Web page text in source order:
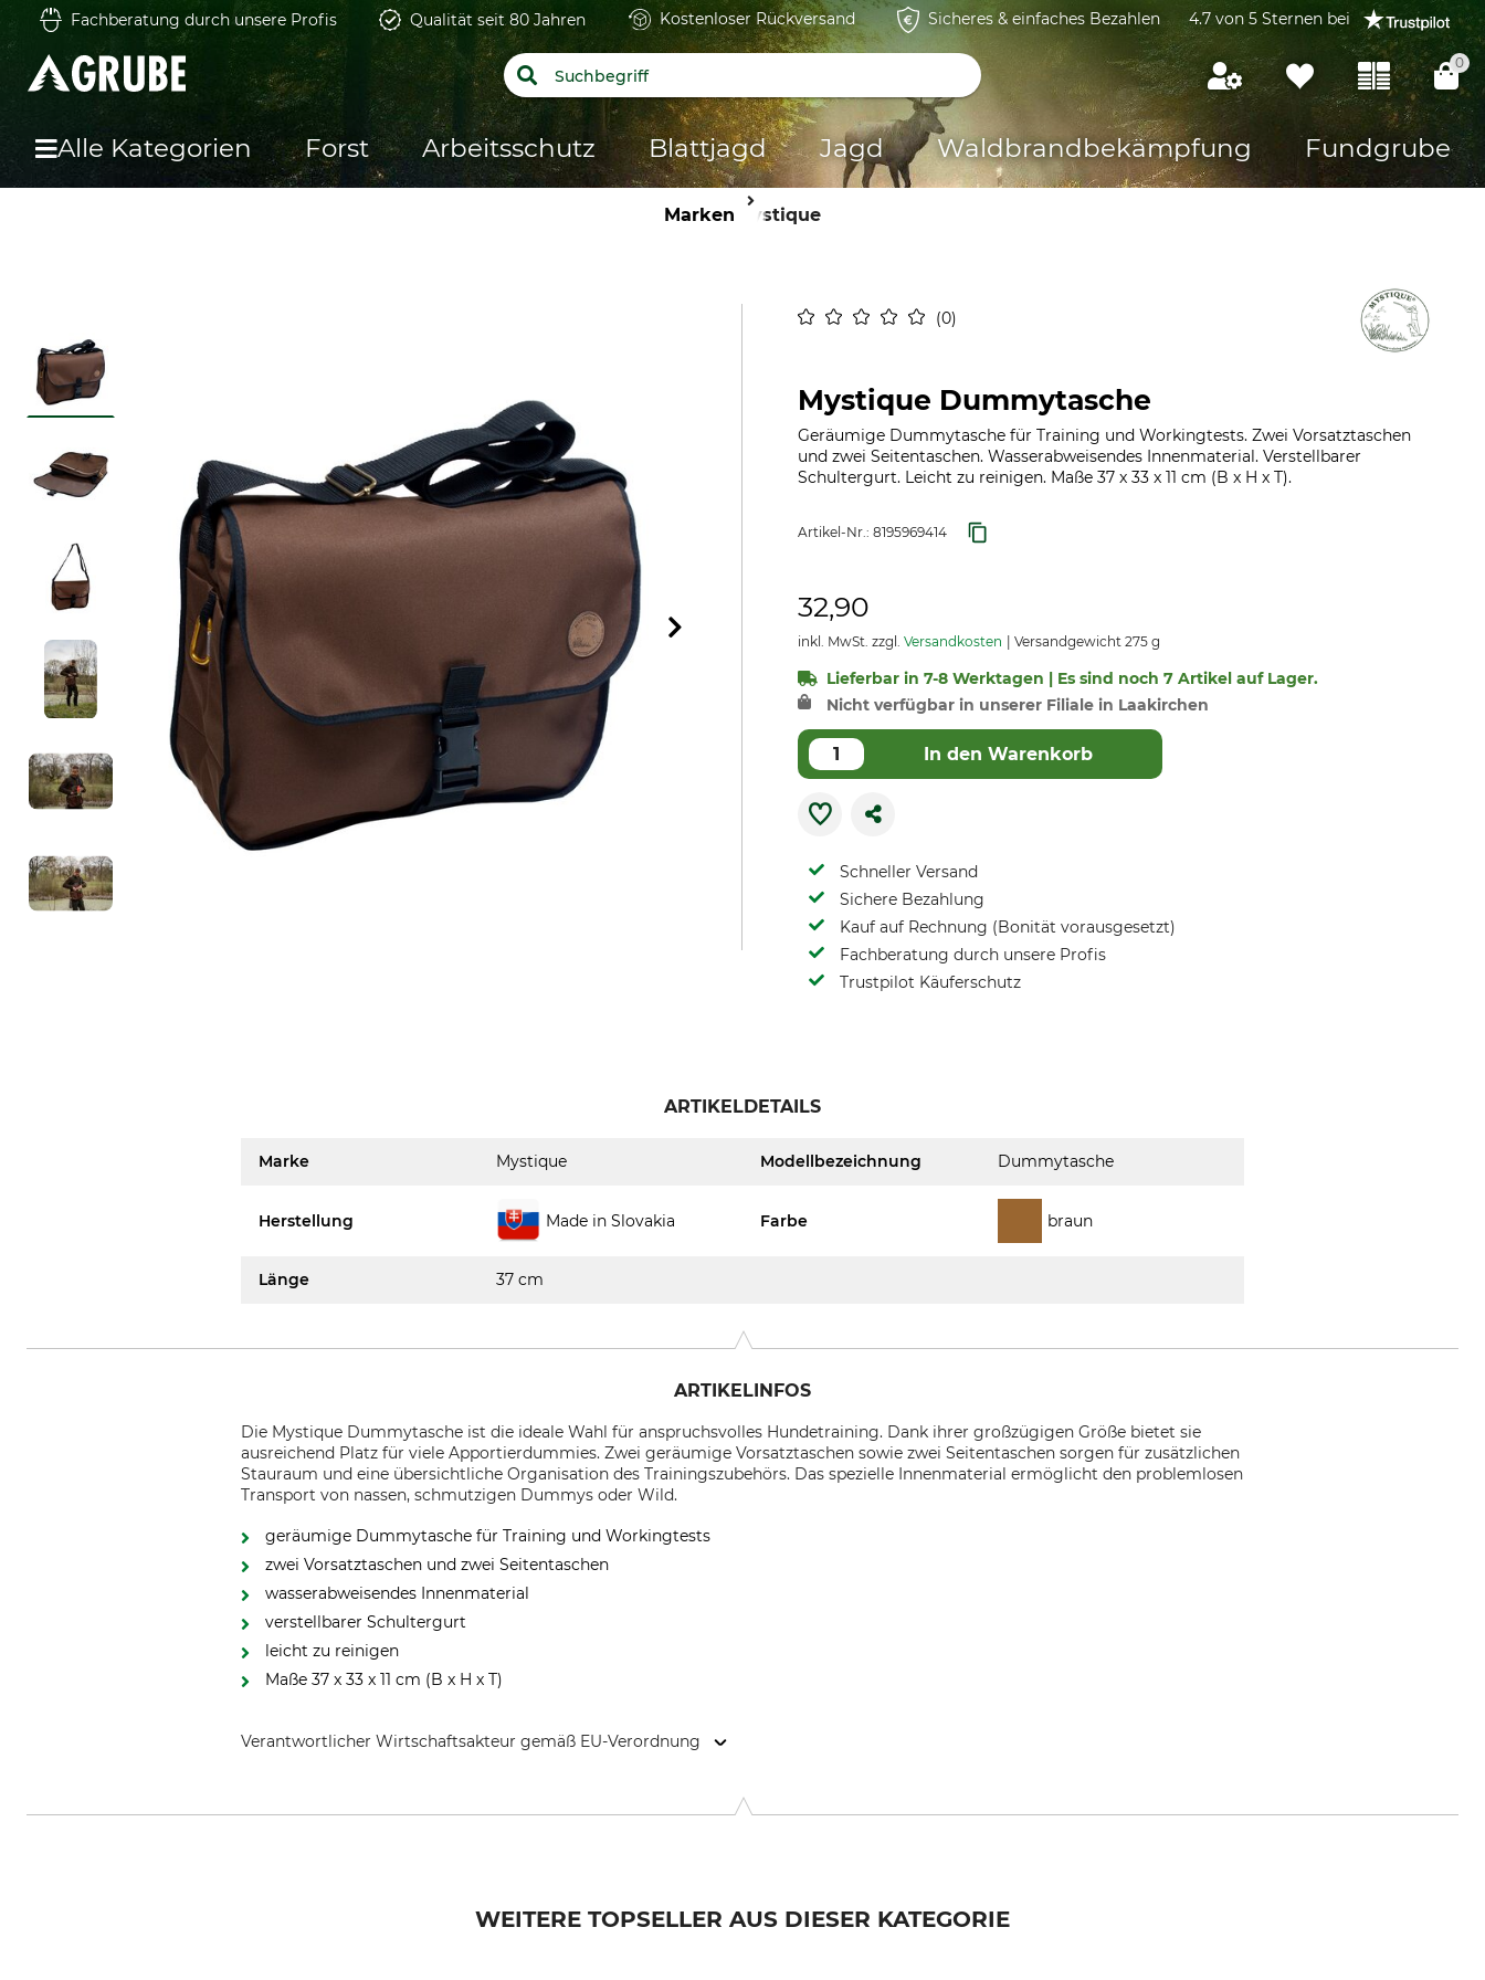
Fachberatung durch unsere Profis Qualität seit 80 Jahren Kostenloser Rückversand Sicheres & einfaches Bezahlen 4.7 von 5 Sternen bei
0
Alle Kategorien Forst Arbeitsschutz Blattjagd Jagd Waldbrandbekämpfung Fundgrube
Marken Mystique
0
Mystique Dummytasche
Geräumige Dummytasche für Training und Workingtests. Zwei Vorsatztaschen
und zwei Seitentaschen. Wasserabweisendes Innenmaterial. Verstellbarer
Schultergurt. Leicht zu reinigen. Maße 37 x 33 x 11 cm (B x H x T).
Artikel-Nr.: 8195969414
32,90
inkl. MwSt. zzgl. Versandkosten Versandgewicht 275 g
Lieferbar in 7-8 Werktagen | Es sind noch 7 Artikel auf Lager.
Nicht verfügbar in unserer Filiale in Laakirchen
In den Warenkorb
Schneller Versand
Sichere Bezahlung
Kauf auf Rechnung (Bonität vorausgesetzt)
Fachberatung durch unsere Profis
Trustpilot Käuferschutz
ARTIKELDETAILS
Marke Mystique Modellbezeichnung Dummytasche
Herstellung Made in Slovakia Farbe braun
Länge 37 cm
ARTIKELINFOS
Die Mystique Dummytasche ist die ideale Wahl für anspruchsvolles Hundetraining. Dank ihrer großzügigen Größe bietet sie
ausreichend Platz für viele Apportierdummies. Zwei geräumige Vorsatztaschen sowie zwei Seitentaschen sorgen für zusätzlichen
Stauraum und eine übersichtliche Organisation des Trainingszubehörs. Das spezielle Innenmaterial ermöglicht den problemlosen
Transport von nassen, schmutzigen Dummys oder Wild.
geräumige Dummytasche für Training und Workingtests
zwei Vorsatztaschen und zwei Seitentaschen
wasserabweisendes Innenmaterial
verstellbarer Schultergurt
leicht zu reinigen
Maße 37 x 33 x 11 cm (B x H x T)
Verantwortlicher Wirtschaftsakteur gemäß EU-Verordnung
WEITERE TOPSELLER AUS DIESER KATEGORIE